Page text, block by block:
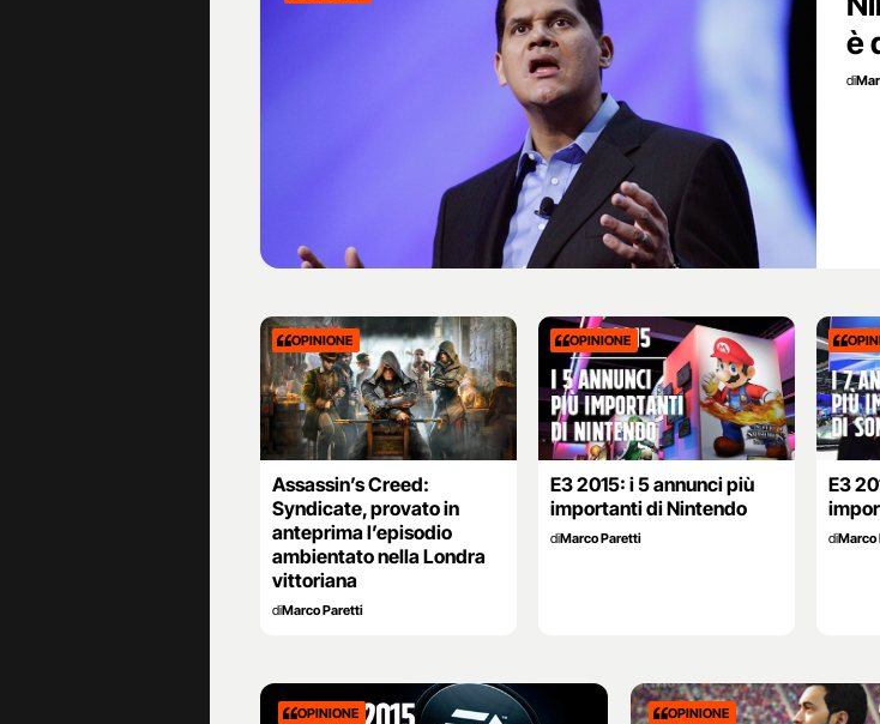
è
di
OPINIONE
Assassin’s Creed:
Syndicate, provato in
anteprima l’episodio
ambientato nella Londra
vittoriana
diMarco Paretti
OPINIONE
E3 2015: i 5 annunci più
importanti di Nintendo
diMarco Paretti
E3
diMarco
OPINIONE OPINIONE